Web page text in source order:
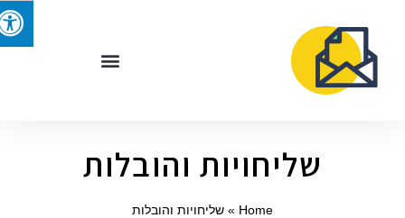
שליחויות והובלות
Home
» שליחויות והובלות